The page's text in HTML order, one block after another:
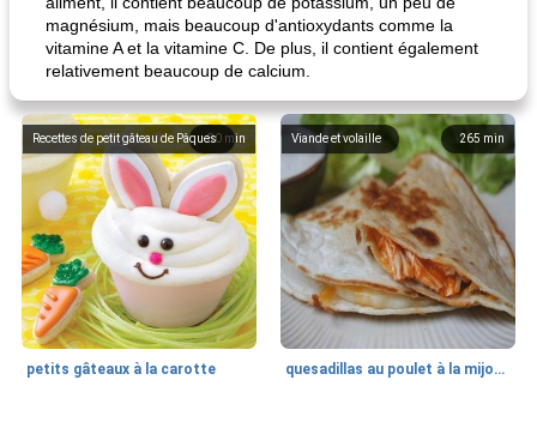
magnésium, mais beaucoup d'antioxydants comme la
vitamine A et la vitamine C. De plus, il contient également
relativement beaucoup de calcium.
80 min
Recettes de petit gâteau de Pâques
petits gâteaux à la carotte
265 min
Viande et volaille
quesadillas au poulet à la mijoteuse